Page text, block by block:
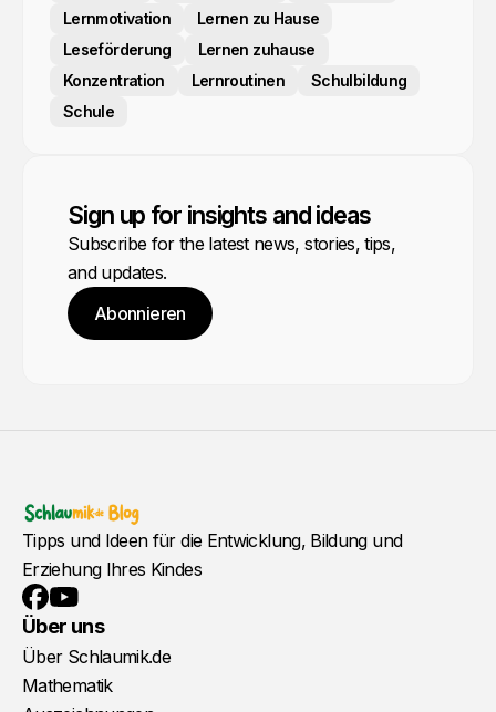
Lernmotivation
Lernen zu Hause
Leseförderung
Lernen zuhause
Konzentration
Lernroutinen
Schulbildung
Schule
Sign up for insights and ideas
Subscribe for the latest news, stories, tips,
and updates.
Abonnieren
Tipps und Ideen für die Entwicklung, Bildung und
Erziehung Ihres Kindes
Facebook
YouTube
Über uns
Über Schlaumik.de
Mathematik